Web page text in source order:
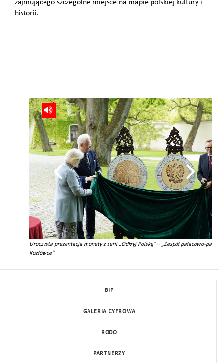
zajmującego szczególne miejsce na mapie polskiej kultury i
historii.
Uroczysta prezentacja monety z serii „Odkryj Polskę” – „Zespół pałacowo-
Kozłówce”
BIP
GALERIA CYFROWA
RODO
PARTNERZY